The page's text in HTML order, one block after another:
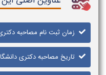
زمان ثبت نام مصاحبه دکتری
تاریخ مصاحبه دکتری دانشگاه